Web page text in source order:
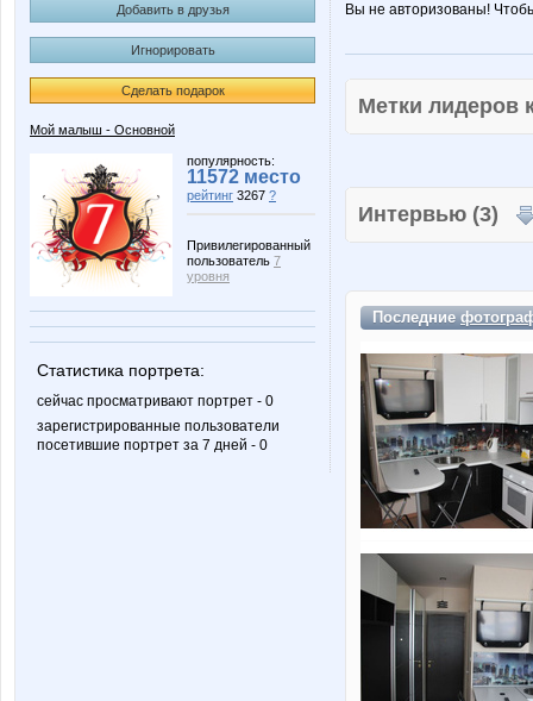
Добавить в друзья
Игнорировать
Сделать подарок
Мой малыш - Основной
популярность:
11572 место
рейтинг 3267 ?
Привилегированный
пользователь 7
уровня
Статистика портрета:
сейчас просматривают портрет - 0
зарегистрированные пользователи
посетившие портрет за 7 дней - 0
Вы не авторизованы!
Метки
Интервью (3)
Последние